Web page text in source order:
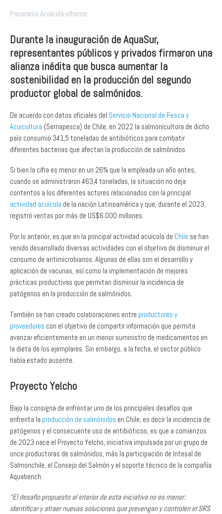
Panorama Acuícola informa:
Durante la inauguración de AquaSur,
representantes públicos y privados firmaron una
alianza inédita que busca aumentar la
sostenibilidad en la producción del segundo
productor global de salmónidos.
De acuerdo con datos oficiales del Servicio Nacional de Pesca y
Acuicultura (Sernapesca) de Chile, en 2022 la salmonicultora de dicho
país consumió 341,5 toneladas de antibióticos para combatir
diferentes bacterias que afectan la producción de salmónidos.
Si bien la cifra es menor en un 26% que la empleada un año antes,
cuando se administraron 463,4 toneladas, la situación no deja
contentos a los diferentes actores relacionados con la principal
actividad acuícola de la nación Latinoamérica y que, durante el 2023,
registró ventas por más de US$6.000 millones.
Por lo anterior, es que en la principal actividad acuícola de Chile se han
venido desarrollado diversas actividades con el objetivo de disminuir el
consumo de antimicrobianos. Algunas de ellas son el desarrollo y
aplicación de vacunas, así como la implementación de mejores
prácticas productivas que permitan disminuir la incidencia de
patógenos en la producción de salmónidos.
También se han creado colaboraciones entre productores y
proveedores con el objetivo de compartir información que permita
avanzar eficientemente en un menor suministro de medicamentos en
la dieta de los ejemplares. Sin embargo, a la fecha, el sector público
había estado ausente.
Proyecto Yelcho
Bajo la consigna de enfrentar uno de los principales desafíos que
enfrenta la producción de salmónidos en Chile, es decir la incidencia de
patógenos y el consecuente uso de antibióticos, es que a comienzos
de 2023 nace el Proyecto Yelcho, iniciativa impulsada por un grupo de
once productoras de salmónidos, más la participación de Intesal de
Salmonchile, el Consejo del Salmón y el soporte técnico de la compañía
Aquabench.
“El desafío propuesto al interior de esta iniciativa no es menor:
identificar y atraer nuevas soluciones que prevengan y controlen el SRS